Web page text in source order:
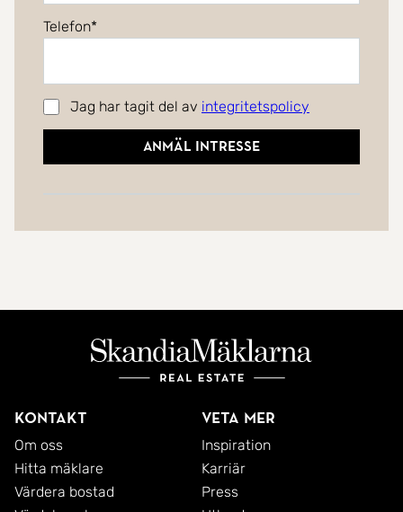
Telefon
Jag har tagit del av integritetspolicy
Anmäl intresse
Kontakt
Om oss
Hitta mäklare
Värdera bostad
Veta mer
Inspiration
Karriär
Press